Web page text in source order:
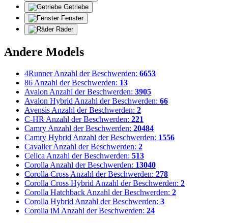
Getriebe
Fenster
Räder
Andere Models
4Runner Anzahl der Beschwerden: 6653
86 Anzahl der Beschwerden: 13
Avalon Anzahl der Beschwerden: 3905
Avalon Hybrid Anzahl der Beschwerden: 66
Avensis Anzahl der Beschwerden: 2
C-HR Anzahl der Beschwerden: 221
Camry Anzahl der Beschwerden: 20484
Camry Hybrid Anzahl der Beschwerden: 1556
Cavalier Anzahl der Beschwerden: 2
Celica Anzahl der Beschwerden: 513
Corolla Anzahl der Beschwerden: 13040
Corolla Cross Anzahl der Beschwerden: 278
Corolla Cross Hybrid Anzahl der Beschwerden: 2
Corolla Hatchback Anzahl der Beschwerden: 2
Corolla Hybrid Anzahl der Beschwerden: 3
Corolla iM Anzahl der Beschwerden: 24